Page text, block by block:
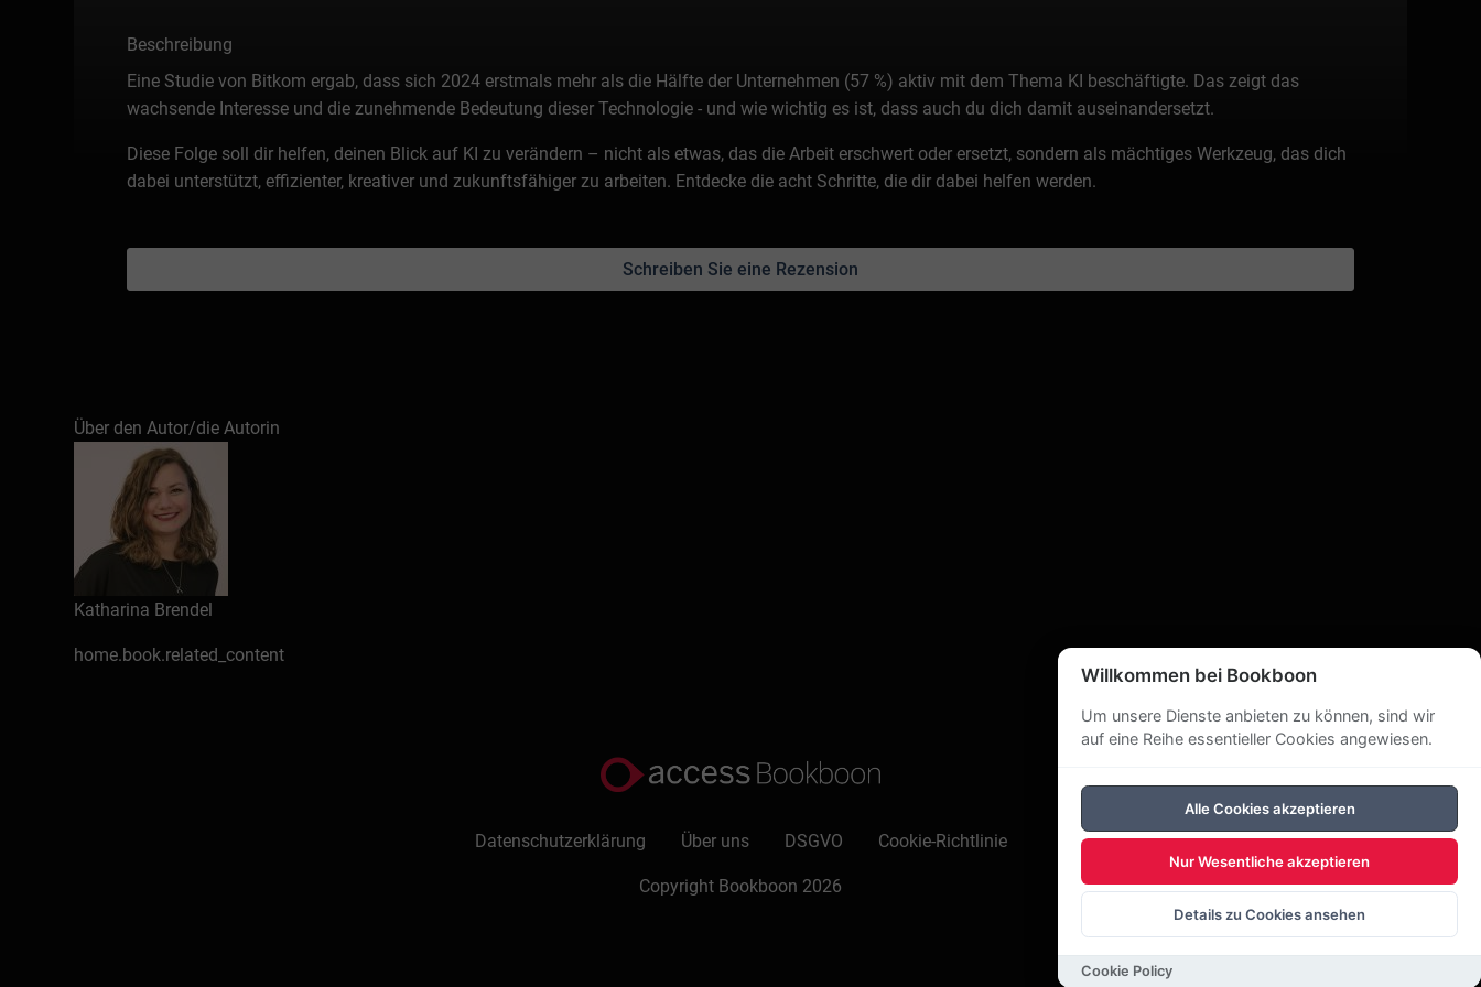
Beschreibung
Eine Studie von Bitkom ergab, dass sich 2024 erstmals mehr als die Hälfte der Unternehmen (57 %) aktiv mit dem Thema KI beschäftigte. Das zeigt das
wachsende Interesse und die zunehmende Bedeutung dieser Technologie - und wie wichtig es ist, dass auch du dich damit auseinandersetzt.
Diese Folge soll dir helfen, deinen Blick auf KI zu verändern – nicht als etwas, das die Arbeit erschwert oder ersetzt, sondern als mächtiges Werkzeug, das dich
dabei unterstützt, effizienter, kreativer und zukunftsfähiger zu arbeiten. Entdecke die acht Schritte, die dir dabei helfen werden.
Schreiben Sie eine Rezension
Über den Autor/die Autorin
Katharina Brendel
home.book.related_content
Datenschutzerklärung Über uns DSGVO Cookie-Richtlinie
Copyright Bookboon 2026
Willkommen bei Bookboon
Um unsere Dienste anbieten zu können, sind wir
auf eine Reihe essentieller Cookies angewiesen.
Alle Cookies akzeptieren
Nur Wesentliche akzeptieren
Details zu Cookies ansehen
Cookie Policy